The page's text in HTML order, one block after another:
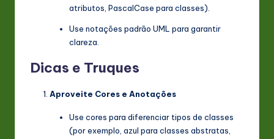
atributos, PascalCase para classes).
Use notações padrão UML para garantir
clareza.
Dicas e Truques
Aproveite Cores e Anotações
Use cores para diferenciar tipos de classes
(por exemplo, azul para classes abstratas,